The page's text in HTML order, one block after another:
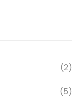
(2)
(5)